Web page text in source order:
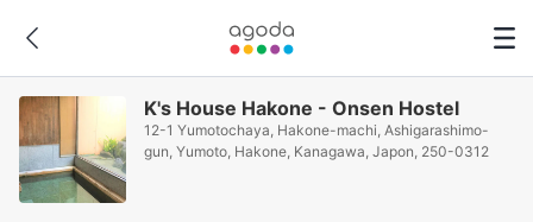
K's House Hakone - Onsen Hostel
12-1 Yumotochaya, Hakone-machi, Ashigarashimo-
gun, Yumoto, Hakone, Kanagawa, Japon, 250-0312